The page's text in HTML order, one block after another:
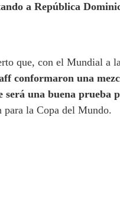
a República
que, con el Mundial a
conformaron una
una buena prueba
para la Copa del Mundo.